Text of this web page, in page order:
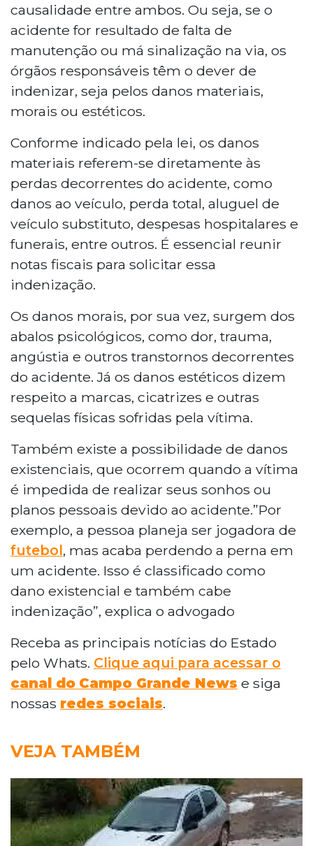
causalidade entre ambos. Ou seja, se o
acidente for resultado de falta de
manutenção ou má sinalização na via, os
órgãos responsáveis têm o dever de
indenizar, seja pelos danos materiais,
morais ou estéticos.
Conforme indicado pela lei, os danos
materiais referem-se diretamente às
perdas decorrentes do acidente, como
danos ao veículo, perda total, aluguel de
veículo substituto, despesas hospitalares e
funerais, entre outros. É essencial reunir
notas fiscais para solicitar essa
indenização.
Os danos morais, por sua vez, surgem dos
abalos psicológicos, como dor, trauma,
angústia e outros transtornos decorrentes
do acidente. Já os danos estéticos dizem
respeito a marcas, cicatrizes e outras
sequelas físicas sofridas pela vítima.
Também existe a possibilidade de danos
existenciais, que ocorrem quando a vítima
é impedida de realizar seus sonhos ou
planos pessoais devido ao acidente.”Por
exemplo, a pessoa planeja ser jogadora de
futebol, mas acaba perdendo a perna em
um acidente. Isso é classificado como
dano existencial e também cabe
indenização”, explica o advogado
Receba as principais notícias do Estado
pelo Whats. Clique aqui para acessar o
canal do Campo Grande News e siga
nossas redes sociais.
VEJA TAMBÉM